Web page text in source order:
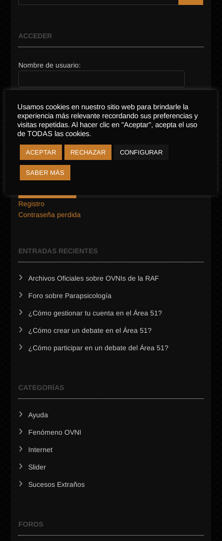
ACCEDER
Nombre de usuario:
Contraseña:
Recordar mi contraseña
Registro
Contraseña perdida
ENTRADAS RECIENTES
Archivos Oficiales sobre OVNIs de la RAF
Foro sobre Parapsicología
¿Cómo gestionar tu cuenta en el Área 51?
¿Cómo crear un debate en el Área 51?
¿Cómo participar en un debate del Área 51?
CATEGORÍAS
Ayuda
Fenómeno OVNI
Internet
Slider
Sucesos Extraños
FOROS
Usamos cookies en nuestro sitio web para brindarle la
experiencia más relevante recordando sus preferencias y
visitas repetidas. Al hacer clic en "Aceptar", acepta el uso
de TODAS las cookies.
ACEPTAR RECHAZAR CONFIGURAR
SABER MÁS